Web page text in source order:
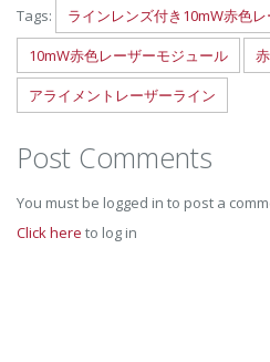
Tags:
ラインレンズ付き10mW赤色
10mW赤色レーザーモジュール
アライメントレーザーライン
Post Comments
You must be logged in to post a
Click here to log in